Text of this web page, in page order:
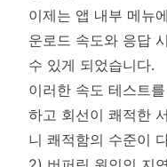
이제는 앱 내부 메뉴
운로드 속도와 응답
수 있게 되었습니다.
이러한 속도 테스트
하고 회선이 쾌적한
니 쾌적함의 수준이